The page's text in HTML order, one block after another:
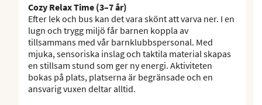
Cozy Relax Time (3–7 år)
Efter lek och bus kan det vara skönt att varva ner. I en
lugn och trygg miljö får barnen koppla av
tillsammans med vår barnklubbspersonal. Med
mjuka, sensoriska inslag och taktila material skapas
en stillsam stund som ger ny energi. Aktiviteten
bokas på plats, platserna är begränsade och en
ansvarig vuxen deltar alltid.